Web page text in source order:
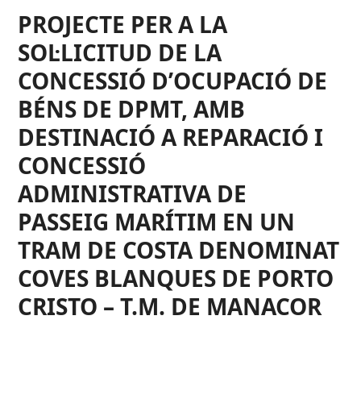
mobile
menu
mobile
menu
PROJECTE PER A LA
SOL·LICITUD DE LA
CONCESSIÓ D’OCUPACIÓ DE
BÉNS DE DPMT, AMB
DESTINACIÓ A REPARACIÓ I
CONCESSIÓ
ADMINISTRATIVA DE
PASSEIG MARÍTIM EN UN
TRAM DE COSTA DENOMINAT
COVES BLANQUES DE PORTO
CRISTO – T.M. DE MANACOR